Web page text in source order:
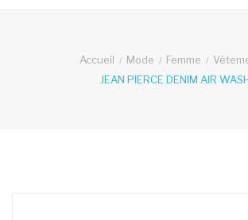
Accueil Mode Femme
JEAN PIERCE DENIM AIR